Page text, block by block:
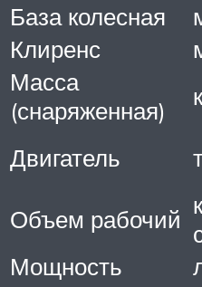
База колесная
Клиренс
Масса
(снаряженная)
Двигатель
Объем рабочий
Мощность